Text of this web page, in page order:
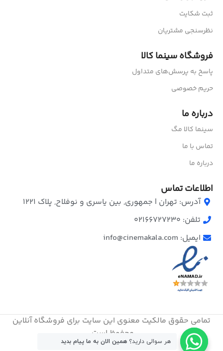
ثبت شکایت
نظرسنجی مشتریان
فروشگاه سینما کالا
پاسخ به پرسش‌های متداول
حریم خصوصی
درباره ما
سینما کالا مگ
تماس با ما
درباره ما
اطلاعات تماس
آدرس: تهران | جمهوری, بین یاسری و نوفلاح, پلاک ۱۲۲۱
تلفن: 02166727230
ایمیل: info@cinemakala.com
تمامی حقوق مالکیت معنوی این ‌سایت برای فروشگاه آنلاین
محفوظ است.
هر سوالی دارید؟ همین الان به ما پیام بدید